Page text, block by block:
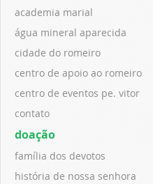
academia marial
água mineral aparecida
cidade do romeiro
centro de apoio ao romeiro
centro de eventos pe. vitor
contato
doação
família dos devotos
história de nossa senhora